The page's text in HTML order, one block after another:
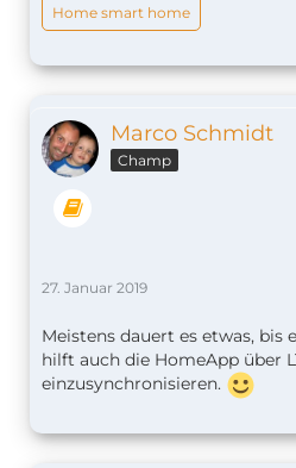
Home smart home
Marco Schmidt
Champ
27. Januar 2019
Meistens dauert es etwas, bis
hilft auch die HomeApp über
einzusynchronisieren.